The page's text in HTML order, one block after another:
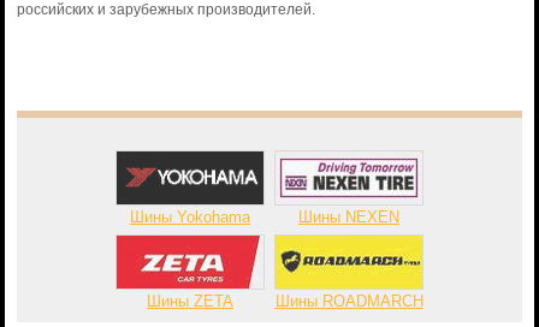
российских и зарубежных производителей.
Шины Yokohama Шины NEXEN
Шины ZETA Шины ROADMARCH